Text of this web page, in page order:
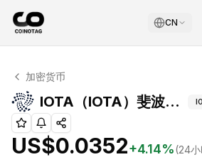
CN
IOTA 技术分析
IOTA 目前交易价格为 US$0.0352.
加密货币
IOTA（IOTA）斐波那契位
US$0.0352+4.14%(24